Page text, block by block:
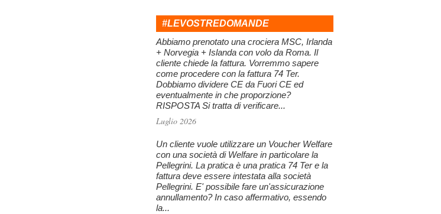
#LEVOSTREDOMANDE
Abbiamo prenotato una crociera MSC, Irlanda
+ Norvegia + Islanda con volo da Roma. Il
cliente chiede la fattura. Vorremmo sapere
come procedere con la fattura 74 Ter.
Dobbiamo dividere CE da Fuori CE ed
eventualmente in che proporzione?
RISPOSTA Si tratta di verificare...
Luglio 2026
Un cliente vuole utilizzare un Voucher Welfare
con una società di Welfare in particolare la
Pellegrini. La pratica è una pratica 74 Ter e la
fattura deve essere intestata alla società
Pellegrini. E' possibile fare un'assicurazione
annullamento? In caso affermativo, essendo
la...